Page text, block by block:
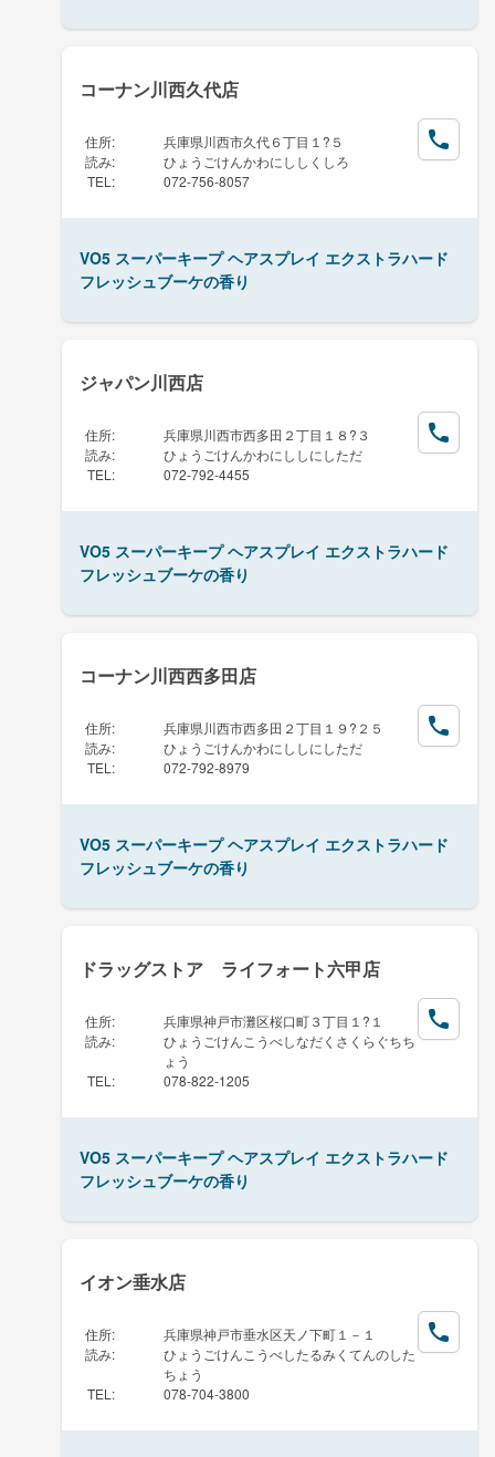
コーナン川西久代店
住所:
兵庫県川西市久代６丁目１?５
読み:
ひょうごけんかわにししくしろ
TEL : 072-756-8057
VO5 スーパーキープ ヘアスプレイ エクストラハード
フレッシュブーケの香り
ジャパン川西店
住所:
兵庫県川西市西多田２丁目１８?３
読み:
ひょうごけんかわにししにしただ
TEL : 072-792-4455
VO5 スーパーキープ ヘアスプレイ エクストラハード
フレッシュブーケの香り
コーナン川西西多田店
住所:
兵庫県川西市西多田２丁目１９?２５
読み:
ひょうごけんかわにししにしただ
TEL : 072-792-8979
VO5 スーパーキープ ヘアスプレイ エクストラハード
フレッシュブーケの香り
ドラッグストア ライフォート六甲店
住所:
兵庫県神戸市灘区桜口町３丁目１?１
読み:
ひょうごけんこうべしなだくさくらぐちち
ょう
TEL : 078-822-1205
VO5 スーパーキープ ヘアスプレイ エクストラハード
フレッシュブーケの香り
イオン垂水店
住所:
兵庫県神戸市垂水区天ノ下町１－１
読み:
ひょうごけんこうべしたるみくてんのした
ちょう
TEL : 078-704-3800